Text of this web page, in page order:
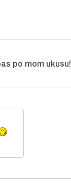
po mom ukusu!